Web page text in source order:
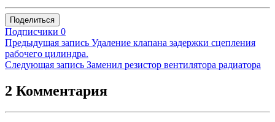
Поделиться
Подписчики 0
Предыдущая запись Удаление клапана задержки сцепления
рабочего цилиндра.
Следующая запись Заменил резистор вентилятора радиатора
2 Комментария